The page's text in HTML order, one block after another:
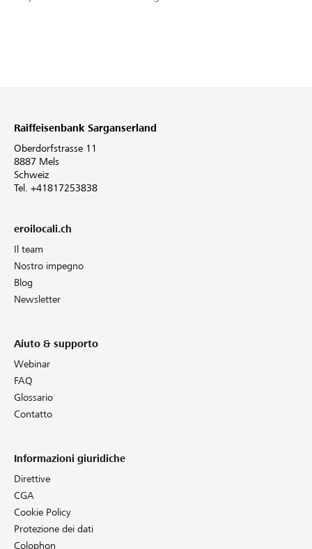
Raiffeisenbank Sarganserland
Oberdorfstrasse 11
8887 Mels
Schweiz
Tel. +41817253838
eroilocali.ch
Il team
Nostro impegno
Blog
Newsletter
Aiuto & supporto
Webinar
FAQ
Glossario
Contatto
Informazioni giuridiche
Direttive
CGA
Cookie Policy
Protezione dei dati
Colophon